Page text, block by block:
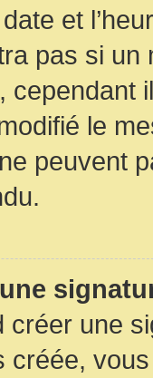
et
pas si
cependant
le
peuvent
créer une
créée,